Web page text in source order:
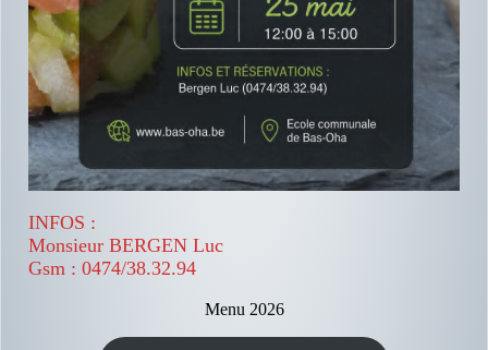
INFOS :
Monsieur BERGEN Luc
Gsm : 0474/38.32.94
Menu 2026